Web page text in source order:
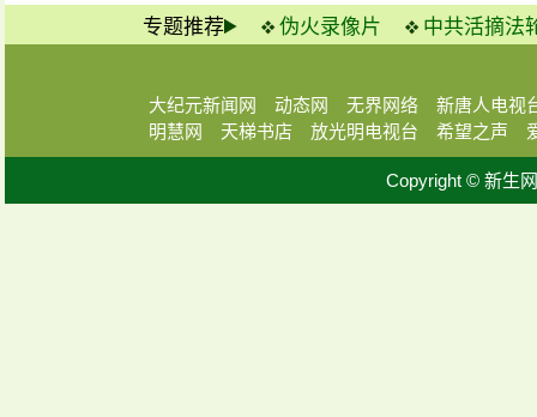
专题推荐 伪火录像片 中共活摘法
大纪元新闻网 动态网 无界网络
新唐人电视
明慧网
天梯书店 放光明电视台 希望之声
Copyright © 新生